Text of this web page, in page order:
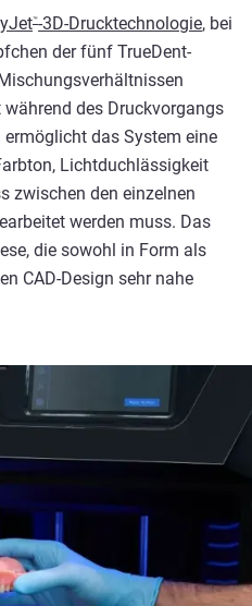
™-3D-Drucktechnologie, bei
der fünf TrueDent-
des Druckvorgangs
das System eine
Lichtduchlässigkeit
zwischen den einzelnen
werden muss. Das
die sowohl in Form als
CAD-Design sehr nahe